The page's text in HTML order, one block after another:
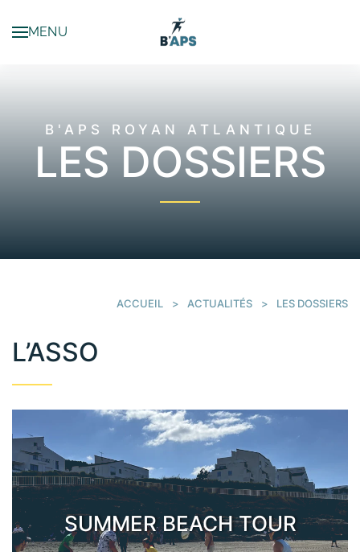
Passer au contenu principal
MENU
B'APS ROYAN ATLANTIQUE
LES DOSSIERS
ACCUEIL ACTUALITÉS LES DOSSIERS
L’ASSO
SUMMER BEACH TOUR